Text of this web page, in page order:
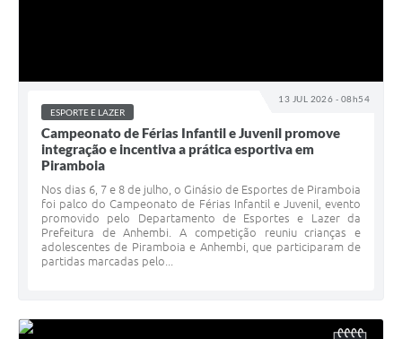
13 JUL 2026 - 08h54
ESPORTE E LAZER
Campeonato de Férias Infantil e Juvenil promove
integração e incentiva a prática esportiva em
Piramboia
Nos dias 6, 7 e 8 de julho, o Ginásio de Esportes de Piramboia
foi palco do Campeonato de Férias Infantil e Juvenil, evento
promovido pelo Departamento de Esportes e Lazer da
Prefeitura de Anhembi. A competição reuniu crianças e
adolescentes de Piramboia e Anhembi, que participaram de
partidas marcadas pelo...